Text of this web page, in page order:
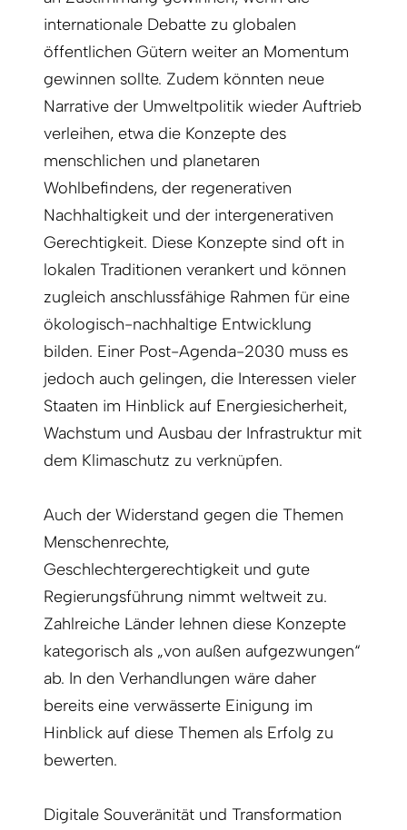
internationale Debatte zu globalen
öffentlichen Gütern weiter an Momentum
gewinnen sollte. Zudem könnten neue
Narrative der Umweltpolitik wieder Auftrieb
verleihen, etwa die Konzepte des
menschlichen und planetaren
Wohlbefindens, der regenerativen
Nachhaltigkeit und der intergenerativen
Gerechtigkeit. Diese Konzepte sind oft in
lokalen Traditionen verankert und können
zugleich anschlussfähige Rahmen für eine
ökologisch-nachhaltige Entwicklung
bilden. Einer Post-Agenda-2030 muss es
jedoch auch gelingen, die Interessen vieler
Staaten im Hinblick auf Energiesicherheit,
Wachstum und Ausbau der Infrastruktur mit
dem Klimaschutz zu verknüpfen.
Auch der Widerstand gegen die Themen
Menschenrechte,
Geschlechtergerechtigkeit und gute
Regierungsführung nimmt weltweit zu.
Zahlreiche Länder lehnen diese Konzepte
kategorisch als „von außen aufgezwungen“
ab. In den Verhandlungen wäre daher
bereits eine verwässerte Einigung im
Hinblick auf diese Themen als Erfolg zu
bewerten.
Digitale Souveränität und Transformation